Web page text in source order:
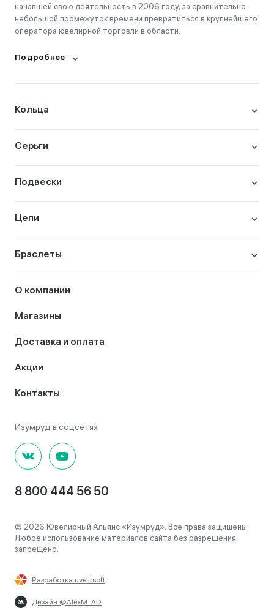
начавшей свою деятельность в 2006 году, за сравнительно
небольшой промежуток времени превратиться в крупнейшего
оператора ювелирной торговли в области.
Подробнее
Кольца
Серьги
Подвески
Цепи
Браслеты
О компании
Магазины
Доставка и оплата
Акции
Контакты
8 800 444 56 50
© 2026 Ювелирный Альянс «Изумруд». Все права защищены,
Любое использование материалов сайта без разрешения
запрещено.
Разработка uvelirsoft
Дизайн @AlexM_AD